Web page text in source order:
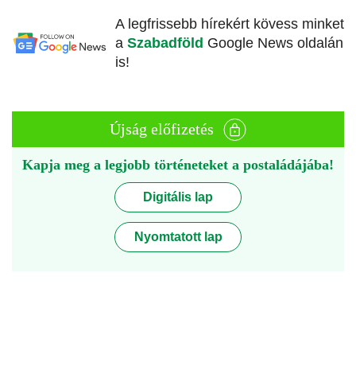
A legfrissebb hírekért kövess minket
a Szabadföld Google News oldalán
is!
Újság előfizetés
Kapja meg a legjobb történeteket a postaládájába!
Digitális lap
Nyomtatott lap